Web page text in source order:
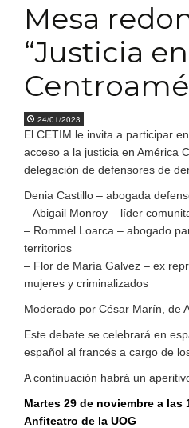
Mesa
“Justicia en
24/01/2023
El CETIM le invita a participar
acceso a la justicia en América
delegación de defensores de
Denia Castillo – abogada
– Abigail Monroy – líder
– Rommel Loarca – abogado
territorios
– Flor de María Galvez – ex
mujeres y criminalizados
Moderado por César Marín, de
Este debate se celebrará en
español al francés a cargo de
A continuación habrá un
Martes 29 de noviembre a las
Anfiteatro de la UOG